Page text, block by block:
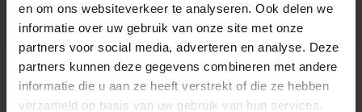
en om ons websiteverkeer te analyseren. Ook delen we
informatie over uw gebruik van onze site met onze
partners voor social media, adverteren en analyse. Deze
partners kunnen deze gegevens combineren met andere
informatie die u aan ze heeft verstrekt of die ze hebben
verzameld op basis van uw gebruik van hun services.
Opties op
aanvraag
Behuizing grijs, Dali dimbaar,
Lichtkleur 3000K, Reflector 60°
Beschrijving